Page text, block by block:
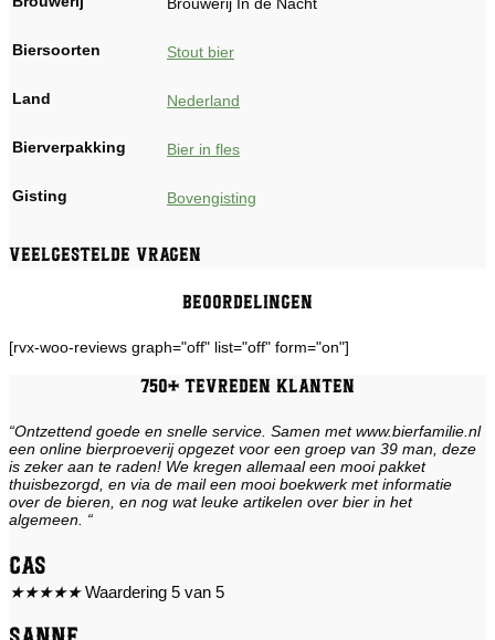
Biersoorten Stout bier
Land Nederland
Bierverpakking Bier in fles
Gisting Bovengisting
Veelgestelde vragen
Beoordelingen
[rvx-woo-reviews graph="off" list="off" form="on"]
750+ tevreden klanten
“Ontzettend goede en snelle service. Samen met www.bierfamilie.nl
een online bierproeverij opgezet voor een groep van 39 man, deze
is zeker aan te raden! We kregen allemaal een mooi pakket
thuisbezorgd, en via de mail een mooi boekwerk met informatie
over de bieren, en nog wat leuke artikelen over bier in het
algemeen. “
Cas
★★★★★ Waardering 5 van 5